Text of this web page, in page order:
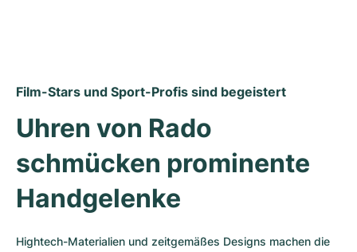
Film-Stars und Sport-Profis sind begeistert
Uhren von Rado
schmücken prominente
Handgelenke
Hightech-Materialien und zeitgemäßes Designs machen die